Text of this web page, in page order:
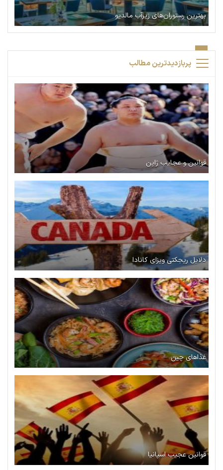
بهترین رستوران‌های زیرآب مالدیو
پربازدیدترین مطالب
قوانین و عجایب ژاپن
دلایل ریجکتی ویزای کانادا
غذاهای چین
قوانین عجیب اسپانیا